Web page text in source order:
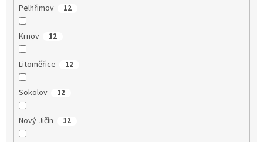
Pelhřimov 12
Krnov 12
Litoměřice 12
Sokolov 12
Nový Jičín 12